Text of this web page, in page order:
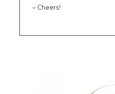
– Cheers!